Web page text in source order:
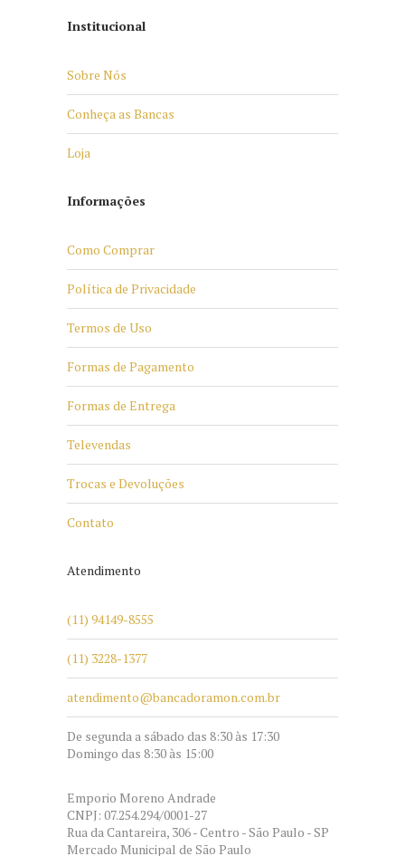
Institucional
Sobre Nós
Conheça as Bancas
Loja
Informações
Como Comprar
Política de Privacidade
Termos de Uso
Formas de Pagamento
Formas de Entrega
Televendas
Trocas e Devoluções
Contato
Atendimento
(11) 94149-8555
(11) 3228-1377
atendimento@bancadoramon.com.br
De segunda a sábado das 8:30 às 17:30
Domingo das 8:30 às 15:00
Emporio Moreno Andrade
CNPJ: 07.254.294/0001-27
Rua da Cantareira, 306 - Centro - São Paulo - SP
Mercado Municipal de São Paulo